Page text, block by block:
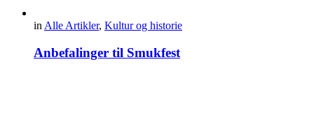
in Alle Artikler, Kultur og historie
Anbefalinger til Smukfest